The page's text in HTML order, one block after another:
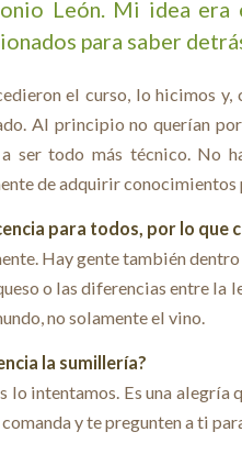
León. Mi idea era
para saber
el curso, lo hicimos
Al principio no querían
ser todo más técnico. No
de adquirir conocimientos
para todos, por lo que
Hay gente también
o las diferencias entre
no solamente el vino.
la sumillería?
lo intentamos. Es una alegría
y te pregunten a ti